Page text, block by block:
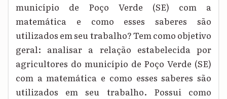
município de Poço Verde (SE) com a
matemática e como esses saberes são
utilizados em seu trabalho? Tem como objetivo
geral: analisar a relação estabelecida por
agricultores do município de Poço Verde (SE)
com a matemática e como esses saberes são
utilizados em seu trabalho. Possui como